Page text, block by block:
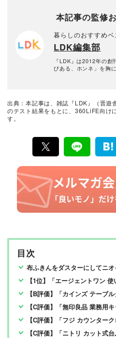
本記事の監修
暮らしのおすすめベ
LDK編集部
『LDK』は2012年の
びある、ホンネ」を胸
て見つけた「本当に良
選してあなたにお届け
出典：本記事は、雑誌『LDK』（晋遊
のテスト結果をもとに、360LiFE向け
す。
目次
布ふきんをダスターにしてニオ
【1位】「エージェントワン
【B評価】「カインズ テーブ
【C評価】「無印良品 業務用
【C評価】「フジ カウンター
【C評価】「ニトリ カット式台